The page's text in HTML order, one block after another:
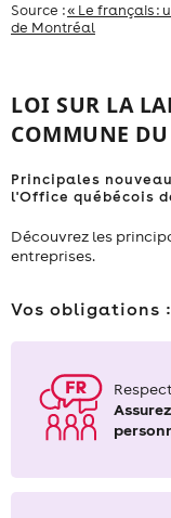
Source :« Le français :
de Montréal
LOI SUR LA
COMMUNE
Principales
l'Office québécois
Découvrez les
entreprises.
Vos obligations :